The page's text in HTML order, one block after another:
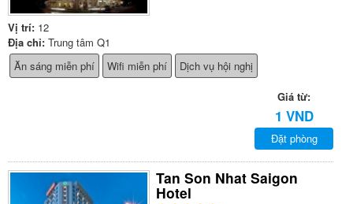
Vị trí: 12
Địa chỉ: Trung tâm Q1
Ăn sáng miễn phí
Wifi miễn phí Dịch vụ hội nghị
Giá từ:
1 VND
Đặt phòng
Tan Son Nhat Saigon
Hotel